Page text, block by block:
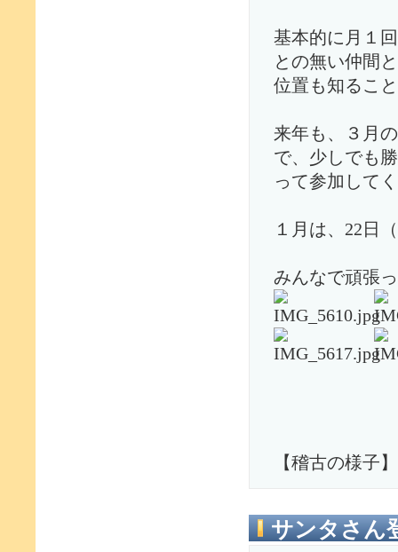
基本的に月１
との無い仲間
位置も知るこ
来年も、３月
で、少しでも
って参加して
１月は、22日
みんなで頑張
【稽古の様子】
サンタさん